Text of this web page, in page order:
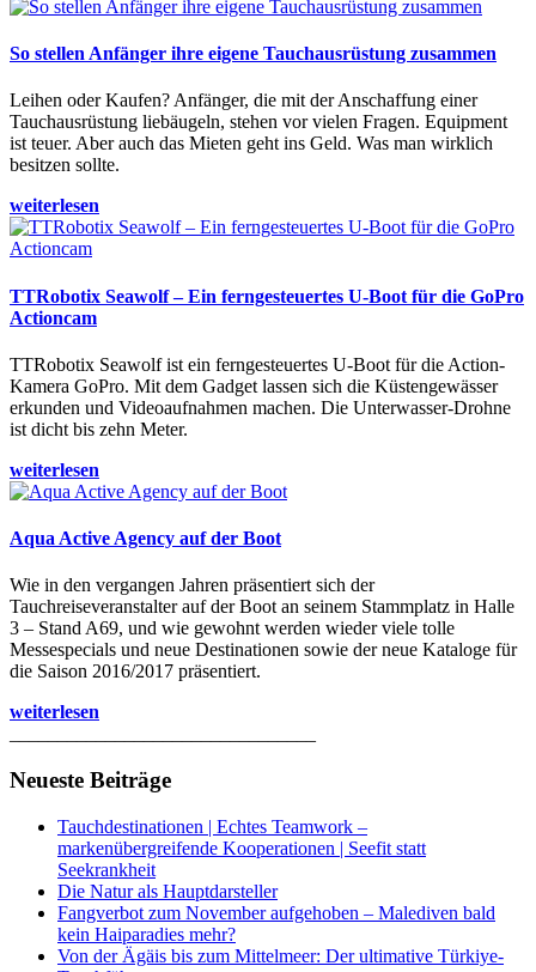
So stellen Anfänger ihre eigene Tauchausrüstung zusammen
Leihen oder Kaufen? Anfänger, die mit der Anschaffung einer
Tauchausrüstung liebäugeln, stehen vor vielen Fragen. Equipment
ist teuer. Aber auch das Mieten geht ins Geld. Was man wirklich
besitzen sollte.
weiterlesen
TTRobotix Seawolf – Ein ferngesteuertes U-Boot für die GoPro
Actioncam
TTRobotix Seawolf ist ein ferngesteuertes U-Boot für die Action-
Kamera GoPro. Mit dem Gadget lassen sich die Küstengewässer
erkunden und Videoaufnahmen machen. Die Unterwasser-Drohne
ist dicht bis zehn Meter.
weiterlesen
Aqua Active Agency auf der Boot
Wie in den vergangen Jahren präsentiert sich der
Tauchreiseveranstalter auf der Boot an seinem Stammplatz in Halle
3 – Stand A69, und wie gewohnt werden wieder viele tolle
Messespecials und neue Destinationen sowie der neue Kataloge für
die Saison 2016/2017 präsentiert.
weiterlesen
Neueste Beiträge
Tauchdestinationen | Echtes Teamwork –
markenübergreifende Kooperationen | Seefit statt
Seekrankheit
Die Natur als Hauptdarsteller
Fangverbot zum November aufgehoben – Malediven bald
kein Haiparadies mehr?
Von der Ägäis bis zum Mittelmeer: Der ultimative Türkiye-